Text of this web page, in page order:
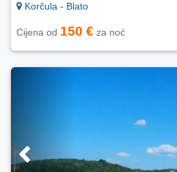
Korčula - Blato
Cijena od 150 € za noć